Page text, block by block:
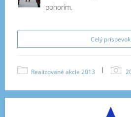
pohorím.
Celý príspevok
Realizované akcie 2013 |